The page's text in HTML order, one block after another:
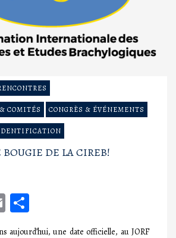
COMITÉS CONGRÈS & ÉVÉNEMENTS
BOUGIE DE LA CIREB!
Email
aujourd’hui, une date officielle, au JORF